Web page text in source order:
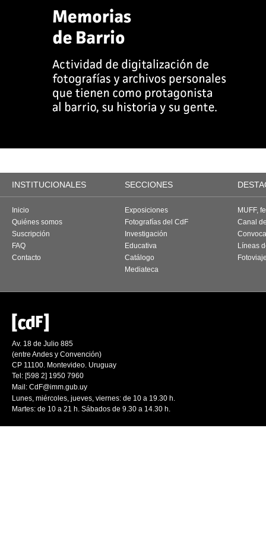
INSTITUCIONALES SECCIONES
Inicio
Quiénes somos
Suscripción
FAQ
Contacto
Exposiciones
Fotografías del CdF
Investigación
Educativa
Catálogo
Mediateca
MUFF,
Canal
Líneas
Av. 18 de Julio 885
(entre Andes y Convención)
CP 11100. Montevideo. Uruguay
Tel: [598 2] 1950 7960
Mail: CdF@imm.gub.uy
Lunes, miércoles, jueves, viernes: de 10 a 19.30 h.
Martes: de 10 a 21 h. Sábados de 9.30 a 14.30 h.